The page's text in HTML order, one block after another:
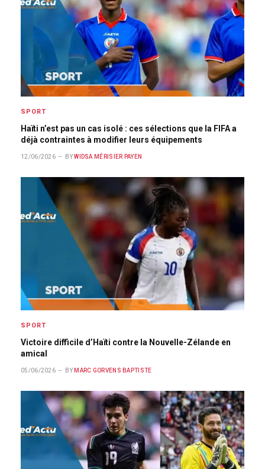
SPORT
Haïti n’est pas un cas isolé : ces sélections que la FIFA a
déjà contraintes à modifier leurs équipements
12/06/2026 BY WIDSA MÉRISIER PAYEN
SPORT
Victoire difficile d’Haïti contre la Nouvelle-Zélande en
amical
05/06/2026 BY MARC GORVENS BAPTISTE